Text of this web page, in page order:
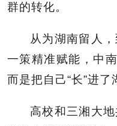
群的转化。
从为湖南留人
一策精准赋能，中
而是把自己“长”进了
高校和三湘大